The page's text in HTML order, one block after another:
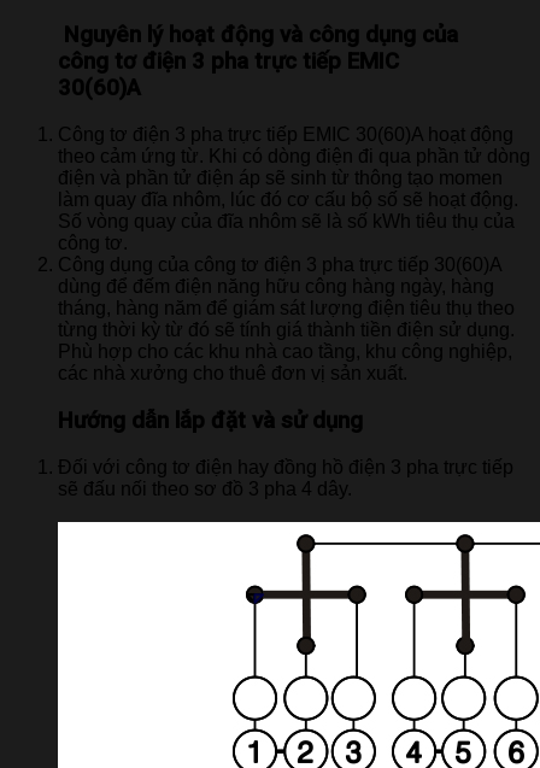
Nguyên lý hoạt động và công dụng của
công tơ điện 3 pha trực tiếp EMIC
30(60)A
Công tơ điện 3 pha trực tiếp EMIC 30(60)A hoạt động
theo cảm ứng từ. Khi có dòng điện đi qua phần tử dòng
điện và phần tử điện áp sẽ sinh từ thông tạo momen
làm quay đĩa nhôm, lúc đó cơ cấu bộ số sẽ hoạt động.
Số vòng quay của đĩa nhôm sẽ là số kWh tiêu thụ của
công tơ.
Công dụng của công tơ điện 3 pha trực tiếp 30(60)A
dùng để đếm điện năng hữu công hàng ngày, hàng
tháng, hàng năm để giám sát lượng điện tiêu thụ theo
từng thời kỳ từ đó sẽ tính giá thành tiền điện sử dụng.
Phù hợp cho các khu nhà cao tầng, khu công nghiệp,
các nhà xưởng cho thuê đơn vị sản xuất.
Hướng dẫn lắp đặt và sử dụng
Đối với công tơ điện hay đồng hồ điện 3 pha trực tiếp
sẽ đấu nối theo sơ đồ 3 pha 4 dây.